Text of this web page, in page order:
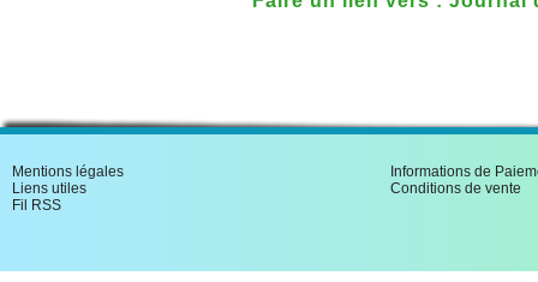
Mentions légales
Liens utiles
Fil RSS
Informations de
Conditions de vente